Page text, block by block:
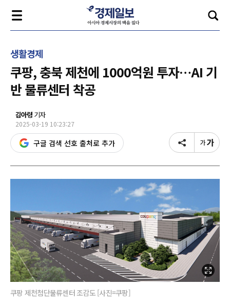
생활경제
쿠팡, 충북 제천에 1000억원 투자…AI 기
반 물류센터 착공
김아령 기자
2025-03-19 10:23:27
구글 검색 선호 출처로 추가
쿠팡 제천첨단물류센터 조감도 [사진=쿠팡]